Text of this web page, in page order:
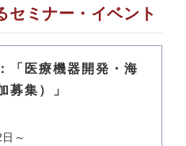
セミナー・イベント
「医療機器開発・海
募集）」
～